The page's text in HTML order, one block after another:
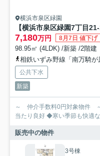
横浜市泉区緑園
7,180万円 8月7日 値下げ
98.95㎡ (4LDK) /新築 /2階建
相鉄いずみ野線「南万騎
公共下水
新築
～ 仲介手数料0円対象物件
当たり良好 ◆寒い季節も快適
販売中の物件
3号棟